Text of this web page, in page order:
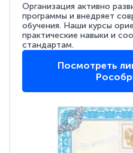
Организация активно
программы и внедряет
обучения. Наши курсы
практические навыки и
стандартам.
Посмотреть